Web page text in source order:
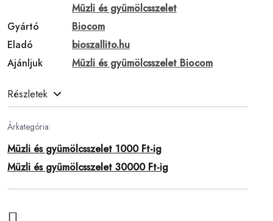
Müzli és gyümölcsszelet
Gyártó
Biocom
Eladó
bioszallito.hu
Ajánljuk
Müzli és gyümölcsszelet Biocom
Részletek
Árkategória:
Müzli és gyümölcsszelet 1000 Ft-ig
Müzli és gyümölcsszelet 30000 Ft-ig